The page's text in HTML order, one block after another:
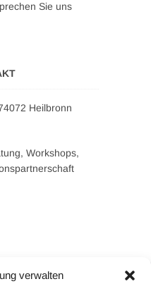
verwalten
Sie uns
Heilbronn
Workshops,